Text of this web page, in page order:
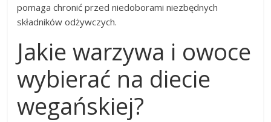
pomaga chronić przed niedoborami niezbędnych
składników odżywczych.
Jakie warzywa i owoce
wybierać na diecie
wegańskiej?